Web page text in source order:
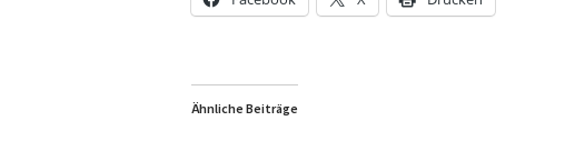
Ähnliche Beiträge